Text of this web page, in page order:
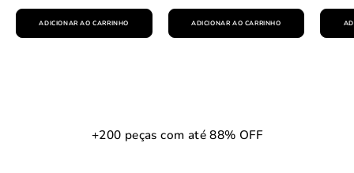
ADICIONAR AO CARRINHO ADICIONAR AO CARRINHO
+200 peças com até 88% OFF